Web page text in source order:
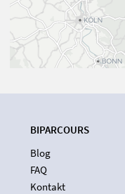
BIPARCOURS
Blog
FAQ
Kontakt